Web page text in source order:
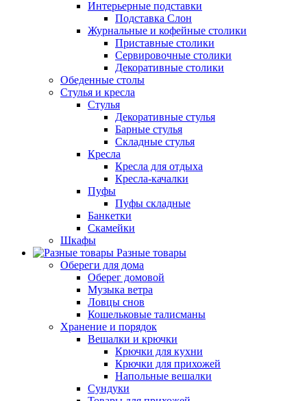
Интерьерные подставки
Подставка Слон
Журнальные и кофейные столики
Приставные столики
Сервировочные столики
Декоративные столики
Обеденные столы
Стулья и кресла
Стулья
Декоративные стулья
Барные стулья
Складные стулья
Кресла
Кресла для отдыха
Кресла-качалки
Пуфы
Пуфы складные
Банкетки
Скамейки
Шкафы
Разные товары
Обереги для дома
Оберег домовой
Музыка ветра
Ловцы снов
Кошельковые талисманы
Хранение и порядок
Вешалки и крючки
Крючки для кухни
Крючки для прихожей
Напольные вешалки
Сундуки